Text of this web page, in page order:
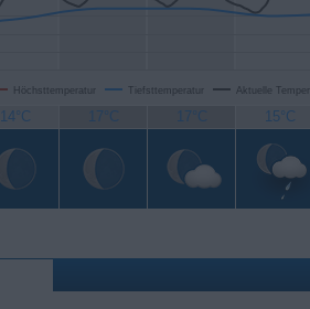
Höchsttemperatur Tiefsttemperatur Aktuelle
14°C 17°C 17°C 15°C